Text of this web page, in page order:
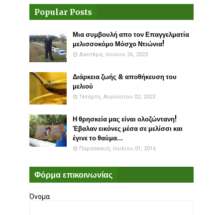
Popular Posts
Μια συμβουλή απο τον Επαγγελματία
μελισσοκόμο Μόσχο Ντιώνια!
Δευτέρα, Ιουνίου 26, 2023
Διάρκεια ζωής & αποθήκευση του
μελιού
Τετάρτη, Αυγούστου 02, 2023
Η θρησκεία μας είναι ολοζώντανη!
Έβαλαν εικόνες μέσα σε μελίσσι και
έγινε το θαύμα...
Παρασκευή, Ιουλίου 01, 2016
Φόρμα επικοινωνίας
Όνομα